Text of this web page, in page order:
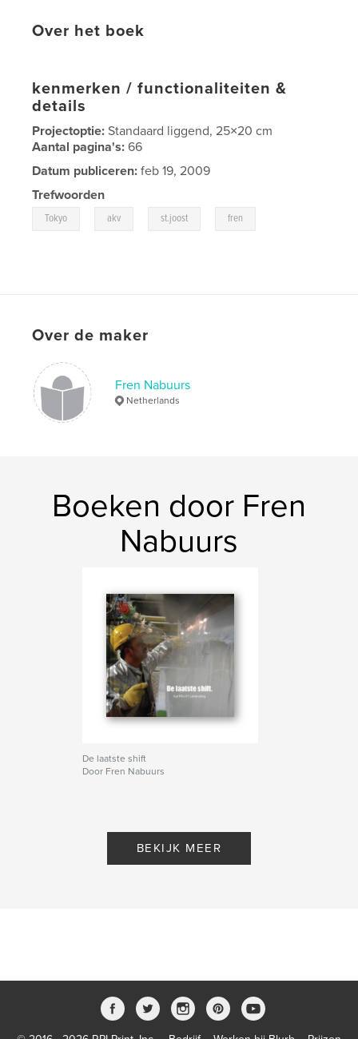
Over het boek
kenmerken / functionaliteiten &
details
Projectoptie:Standaard liggend, 25×20 cm
Aantal pagina's:66
Datum publiceren: feb 19, 2009
Trefwoorden
Tokyo akv st.joost fren
Over de maker
Fren Nabuurs
Netherlands
Boeken door Fren
Nabuurs
De laatste shift
Door Fren Nabuurs
BEKIJK MEER